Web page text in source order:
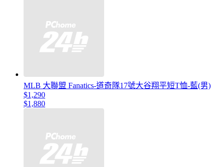
MLB 大聯盟 Fanatics-道奇隊17號大谷翔平短T恤-藍(男)
$1,290
$1,880